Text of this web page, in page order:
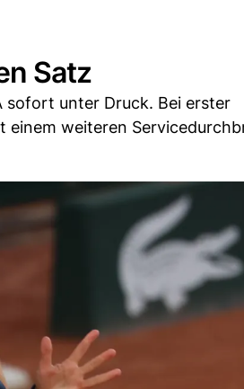
Satz
sofort unter Druck. Bei erster
einem weiteren